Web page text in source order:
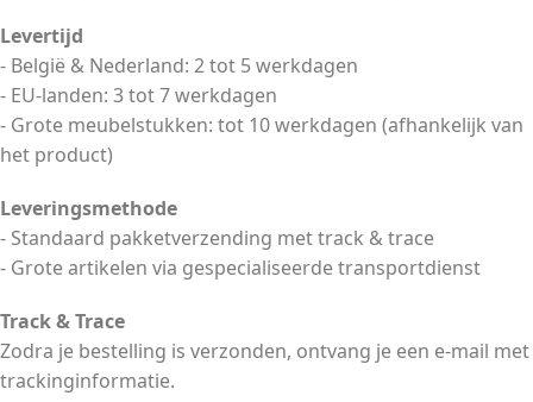
Levertijd
- België & Nederland: 2 tot 5 werkdagen
- EU-landen: 3 tot 7 werkdagen
- Grote meubelstukken: tot 10 werkdagen (afhankelijk van
het product)
Leveringsmethode
- Standaard pakketverzending met track & trace
- Grote artikelen via gespecialiseerde transportdienst
Track & Trace
Zodra je bestelling is verzonden, ontvang je een e-mail met
trackinginformatie.